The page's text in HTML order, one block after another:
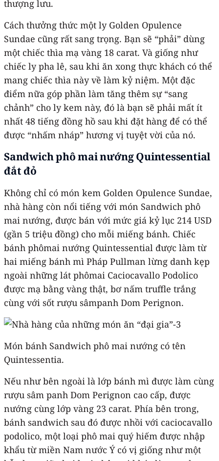
thượng lưu.
Cách thưởng thức một ly Golden Opulence
Sundae cũng rất sang trọng. Bạn sẽ “phải” dùng
một chiếc thìa mạ vàng 18 carat. Và giống như
chiếc ly pha lê, sau khi ăn xong thực khách có thể
mang chiếc thìa này về làm kỷ niệm. Một đặc
điểm nữa góp phần làm tăng thêm sự “sang
chảnh” cho ly kem này, đó là bạn sẽ phải mất ít
nhất 48 tiếng đồng hồ sau khi đặt hàng để có thể
được “nhấm nháp” hương vị tuyệt vời của nó.
Sandwich phô mai nướng Quintessential
đắt đỏ
Không chỉ có món kem Golden Opulence Sundae,
nhà hàng còn nổi tiếng với món Sandwich phô
mai nướng, được bán với mức giá kỷ lục 214 USD
(gần 5 triệu đồng) cho mỗi miếng bánh. Chiếc
bánh phômai nướng Quintessential được làm từ
hai miếng bánh mì Pháp Pullman lừng danh kẹp
ngoài những lát phômai Caciocavallo Podolico
được mạ bằng vàng thật, bơ nấm truffle trắng
cùng với sốt rượu sâmpanh Dom Perignon.
Món bánh Sandwich phô mai nướng có tên
Quintessentia.
Nếu như bên ngoài là lớp bánh mì được làm cùng
rượu sâm panh Dom Perignon cao cấp, được
nướng cùng lớp vàng 23 carat. Phía bên trong,
bánh sandwich sau đó được nhồi với caciocavallo
podolico, một loại phô mai quý hiếm được nhập
khẩu từ miền Nam nước Ý có vị giống như một